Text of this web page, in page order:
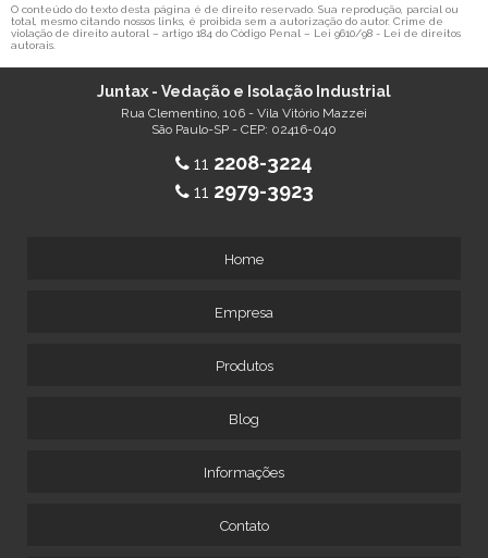
O conteúdo do texto desta página é de direito reservado. Sua reprodução, parcial ou
total, mesmo citando nossos links, é proibida sem a autorização do autor. Crime de
violação de direito autoral – artigo 184 do Código Penal – Lei 9610/98 - Lei de direitos
autorais
Juntax - Vedação e Isolação Industrial
Rua Clementino, 106 - Vila Vitório Mazzei
São Paulo-SP - CEP: 02416-040
11 2208-3224
11 2979-3923
Home
Empresa
Produtos
Blog
Informações
Contato